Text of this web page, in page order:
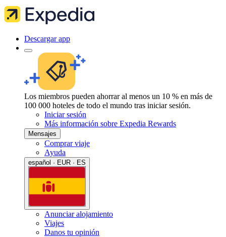
Descargar app
Los miembros pueden ahorrar al menos un 10 % en más de
100 000 hoteles de todo el mundo tras iniciar sesión.
Iniciar sesión
Más información sobre Expedia Rewards
Mensajes
Comprar viaje
Ayuda
español · EUR · ES
Anunciar alojamiento
Viajes
Danos tu opinión